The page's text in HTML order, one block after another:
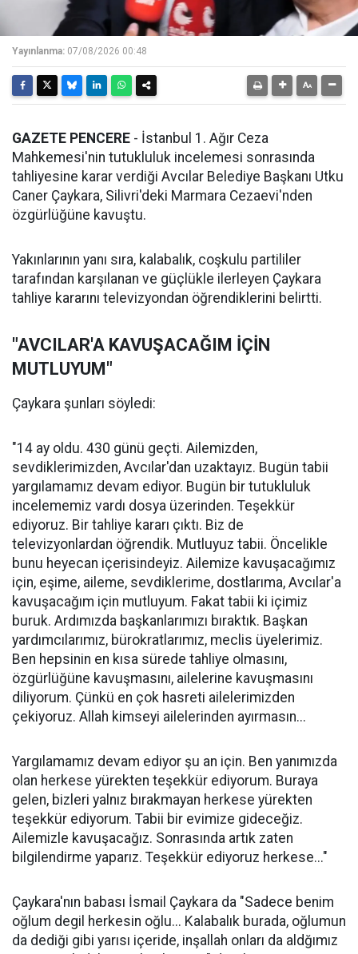
Yayınlanma: 07/08/2026 00:48
GAZETE PENCERE - İstanbul 1. Ağır Ceza
Mahkemesi'nin tutukluluk incelemesi sonrasında
tahliyesine karar verdiği Avcılar Belediye Başkanı Utku
Caner Çaykara, Silivri'deki Marmara Cezaevi'nden
özgürlüğüne kavuştu.
Yakınlarının yanı sıra, kalabalık, coşkulu partililer
tarafından karşılanan ve güçlükle ilerleyen Çaykara
tahliye kararını televizyondan öğrendiklerini belirtti.
"AVCILAR'A KAVUŞACAĞIM İÇİN
MUTLUYUM"
Çaykara şunları söyledi:
"14 ay oldu. 430 günü geçti. Ailemizden,
sevdiklerimizden, Avcılar'dan uzaktayız. Bugün tabii
yargılamamız devam ediyor. Bugün bir tutukluluk
incelememiz vardı dosya üzerinden. Teşekkür
ediyoruz. Bir tahliye kararı çıktı. Biz de
televizyonlardan öğrendik. Mutluyuz tabii. Öncelikle
bunu heyecan içerisindeyiz. Ailemize kavuşacağımız
için, eşime, aileme, sevdiklerime, dostlarıma, Avcılar'a
kavuşacağım için mutluyum. Fakat tabii ki içimiz
buruk. Ardımızda başkanlarımızı bıraktık. Başkan
yardımcılarımız, bürokratlarımız, meclis üyelerimiz.
Ben hepsinin en kısa sürede tahliye olmasını,
özgürlüğüne kavuşmasını, ailelerine kavuşmasını
diliyorum. Çünkü en çok hasreti ailelerimizden
çekiyoruz. Allah kimseyi ailelerinden ayırmasın...
Yargılamamız devam ediyor şu an için. Ben yanımızda
olan herkese yürekten teşekkür ediyorum. Buraya
gelen, bizleri yalnız bırakmayan herkese yürekten
teşekkür ediyorum. Tabii bir evimize gideceğiz.
Ailemizle kavuşacağız. Sonrasında artık zaten
bilgilendirme yaparız. Teşekkür ediyoruz herkese..."
Çaykara'nın babası İsmail Çaykara da "Sadece benim
oğlum degil herkesin oğlu... Kalabalık burada, oğlumun
da dediği gibi yarısı içeride, inşallah onları da aldğımız